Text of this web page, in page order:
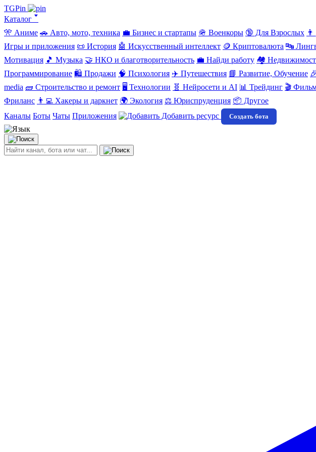
TGPin
Каталог 🢓
🎌 Аниме 🚗 Авто, мото, техника 💼 Бизнес и стартапы 🪖 Военкоры 🔞 Для Взрослых
Игры и приложения 📜 История 🤖 Искусственный интеллект 🪙 Криптовалюта 🔤
Мотивация 🎵 Музыка 🤝 НКО и благотворительность 💼 Найди работу 🏘️
Программирование 🛍️ Продажи 🧠 Психология ✈️ Путешествия 📘 Развитие, Обучение
media 🧱 Строительство и ремонт 🖥️ Технологии 🧬 Нейросети и AI 📊 Трейдинг 🎬
Фриланс 👨‍💻 Хакеры и даркнет 🌍 Экология ⚖️ Юриспруденция 📦 Другое
Каналы Боты Чаты Приложения Добавить ресурс Создать бота